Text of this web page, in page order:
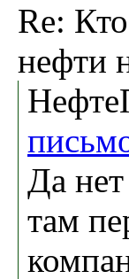
Re:
нефти
Да
там